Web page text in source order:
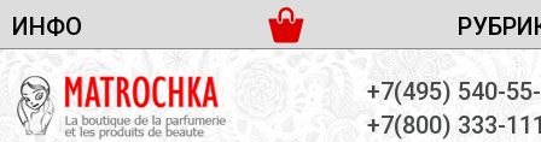
ИНФО
ДОСТАВКА И ОПЛАТА
ЖЕНСКАЯ ПАРФЮМЕРИЯ
МУЖСКАЯ ПАРФЮМЕРИЯ
+7(495) 540-
+7(800) 333-